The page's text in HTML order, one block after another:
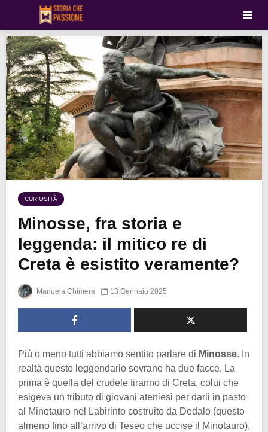
CURIOSITÀ
Minosse, fra storia e
leggenda: il mitico re di
Creta è esistito veramente?
Manuela Chimera 13 Gennaio 2025
Più o meno tutti abbiamo sentito parlare di Minosse. In
realtà questo leggendario sovrano ha due facce. La
prima è quella del crudele tiranno di Creta, colui che
esigeva un tributo di giovani ateniesi per darli in pasto
al Minotauro nel Labirinto costruito da Dedalo (questo
almeno fino all’arrivo di Teseo che uccise il Minotauro).